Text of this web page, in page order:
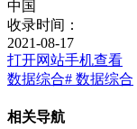
中国
收录时间：
2021-08-17
打开网站手机查看
数据综合# 数据综合
相关导航